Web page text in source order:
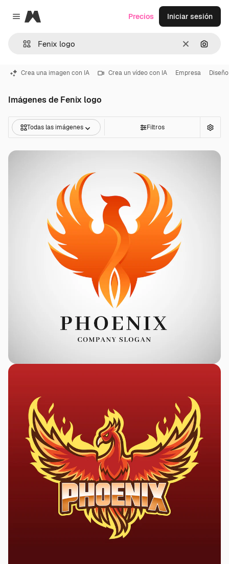
Close menu
Magnific
Borrar
Precios Iniciar sesión
Crea una imagen con IA Crea un vídeo con IA Empresa
Imágenes de Fenix logo
Todas las imágenes Filtros